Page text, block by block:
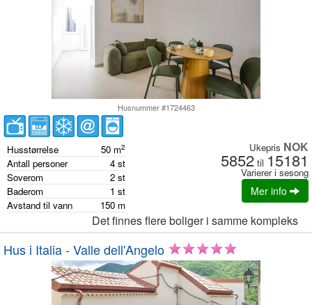
Husnummer #1724463
Husstørrelse 50 m2
Antall personer 4 st
Soverom
2 st
Baderom
1 st
Avstand til vann
150 m
Ukepris NOK
5852 til 15181
Varierer i sesong
Mer info
Det finnes flere boliger i samme kompleks
Hus i Italia - Valle dell'Angelo